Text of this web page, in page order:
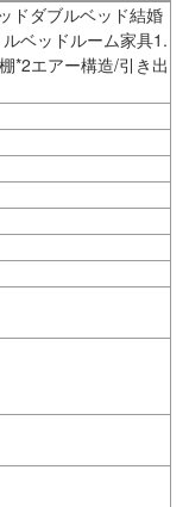
ドダブルベッド結婚
ベッドルーム家具1.
*2エアー構造/引き出